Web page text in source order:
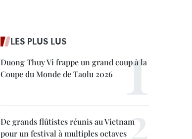
LES PLUS LUS
Duong Thuy Vi frappe un grand coup à la
Coupe du Monde de Taolu 2026
De grands flûtistes réunis au Vietnam
pour un festival à multiples octaves